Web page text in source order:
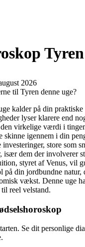
Tyren
2026
til Tyren denne uge?
kalder på din
lyser klarere end
virkelige værdi i
skinne igennem i din
investeringer, store som
især dem der involverer
styret af Venus, vil
på din jordbundne natur,
vækst. Denne uge
reel velstand.
Se dit personlige